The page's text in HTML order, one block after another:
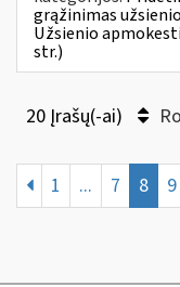
grąžinimas
Užsienio
str.)
20 Įrašų(-ai)
1 ... 7 8 9